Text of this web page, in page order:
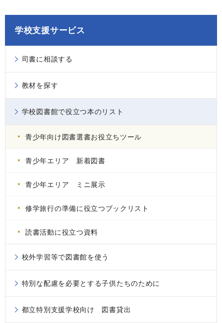
学校支援サービス
司書に相談する
教材を探す
学校図書館で役立つ本のリスト
青少年向け図書選書お役立ちツール
青少年エリア 新着図書
青少年エリア ミニ展示
修学旅行の準備に役立つブックリスト
読書活動に役立つ資料
校外学習等で図書館を使う
特別な配慮を必要とする子供たちのために
都立特別支援学校向け 図書貸出